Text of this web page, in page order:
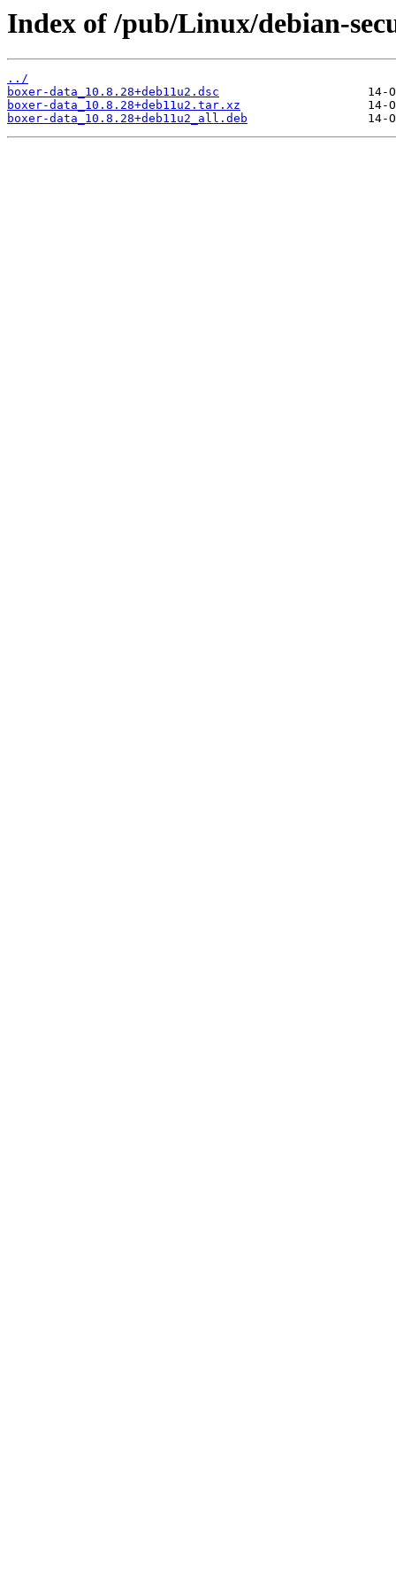
Index of /pub/Linux/debian-
../
boxer-data_10.8.28+deb11u2.dsc
boxer-data_10.8.28+deb11u2.tar.xz
boxer-data_10.8.28+deb11u2_all.deb